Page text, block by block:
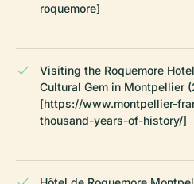
roquemore]
Visiting the Roquemore
Cultural Gem in Montpellier
[https://www.montpellier-
thousand-years-of-history/]